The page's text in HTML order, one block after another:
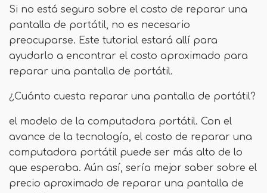
Si no está seguro sobre el costo de reparar una
pantalla de portátil, no es necesario
preocuparse. Este tutorial estará allí para
ayudarlo a encontrar el costo aproximado para
reparar una pantalla de portátil.
¿Cuánto cuesta reparar una pantalla de portátil?
el modelo de la computadora portátil. Con el
avance de la tecnología, el costo de reparar una
computadora portátil puede ser más alto de lo
que esperaba. Aún así, sería mejor saber sobre el
precio aproximado de reparar una pantalla de